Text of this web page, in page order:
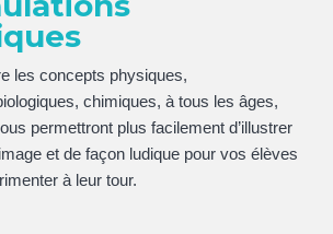
les concepts physiques,
chimiques, à tous les âges,
permettront plus facilement d’illustrer
et de façon ludique pour vos élèves
à leur tour.